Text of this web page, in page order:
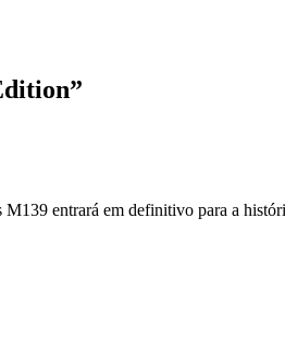
entrará em definitivo para a